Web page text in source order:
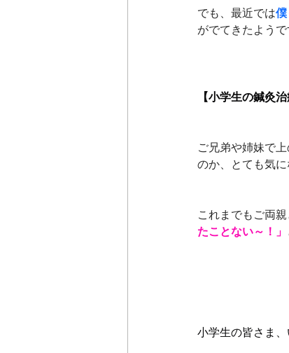
でも、最近では僕
がでてきたよう
【小学生の鍼灸
ご兄弟や姉妹で
のか、とても気に
これまでもご両
たことない～！」
小学生の皆さま